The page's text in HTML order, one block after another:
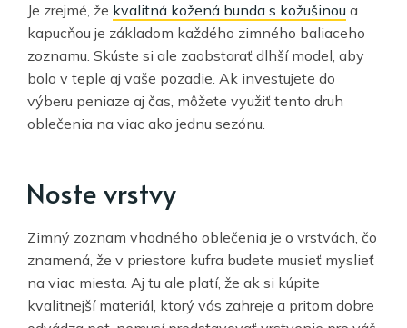
Je zrejmé, že kvalitná kožená bunda s kožušinou a
kapucňou je základom každého zimného baliaceho
zoznamu. Skúste si ale zaobstarať dlhší model, aby
bolo v teple aj vaše pozadie. Ak investujete do
výberu peniaze aj čas, môžete využiť tento druh
oblečenia na viac ako jednu sezónu.
Noste vrstvy
Zimný zoznam vhodného oblečenia je o vrstvách, čo
znamená, že v priestore kufra budete musieť myslieť
na viac miesta. Aj tu ale platí, že ak si kúpite
kvalitnejší materiál, ktorý vás zahreje a pritom dobre